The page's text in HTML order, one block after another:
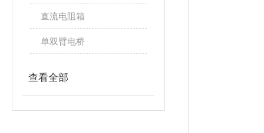
直流电阻箱
单双臂电桥
查看全部